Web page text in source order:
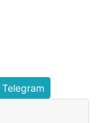
Telegram